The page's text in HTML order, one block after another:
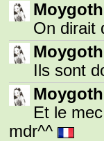
Moygoth
On dirait
Moygoth
Ils sont
Moygoth
Et le
mdr^^